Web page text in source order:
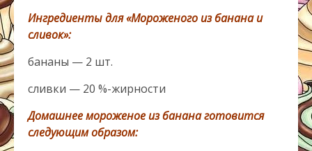
Ингредиенты для «Мороженого из банана и
сливок»:
бананы — 2 шт.
сливки — 20 %-жирности
Домашнее мороженое из банана готовится
следующим образом: